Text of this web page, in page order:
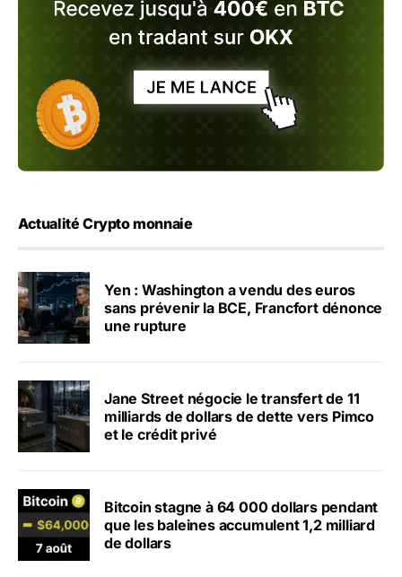
Actualité Crypto monnaie
Yen : Washington a vendu des euros
sans prévenir la BCE, Francfort dénonce
une rupture
Jane Street négocie le transfert de 11
milliards de dollars de dette vers Pimco
et le crédit privé
Bitcoin stagne à 64 000 dollars pendant
que les baleines accumulent 1,2 milliard
de dollars